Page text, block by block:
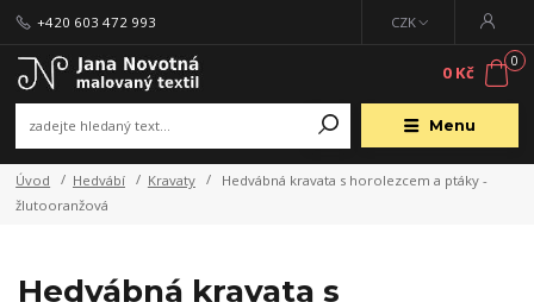
Menu
CZK
+420 603 472 993
0
0 Kč
Úvod Hedvábí Kravaty
Hedvábná kravata s horolezcem a ptáky -
žlutooranžová
Hedvábná kravata s